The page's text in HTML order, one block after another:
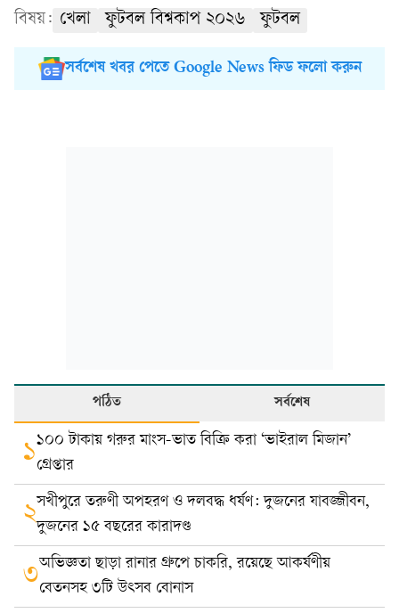
বিষয়: খেলা ফুটবল বিশ্বকাপ ২০২৬ ফুটবল
সর্বশেষ খবর পেতে Google News ফিড ফলো করুন
পঠিত সর্বশেষ
১১০০ টাকায় গরুর মাংস-ভাত বিক্রি করা ‘ভাইরাল মিজান’
গ্রেপ্তার
২সখীপুরে তরুণী অপহরণ ও দলবদ্ধ ধর্ষণ: দুজনের যাবজ্জীবন,
দুজনের ১৫ বছরের কারাদণ্ড
৩অভিজ্ঞতা ছাড়া রানার গ্রুপে চাকরি, রয়েছে আকর্ষণীয়
বেতনসহ ৩টি উৎসব বোনাস